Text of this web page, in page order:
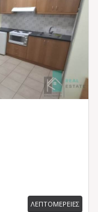
ΛΕΠΤΟΜΕΡΕΙΕΣ